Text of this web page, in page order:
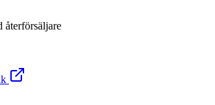
återförsäljare